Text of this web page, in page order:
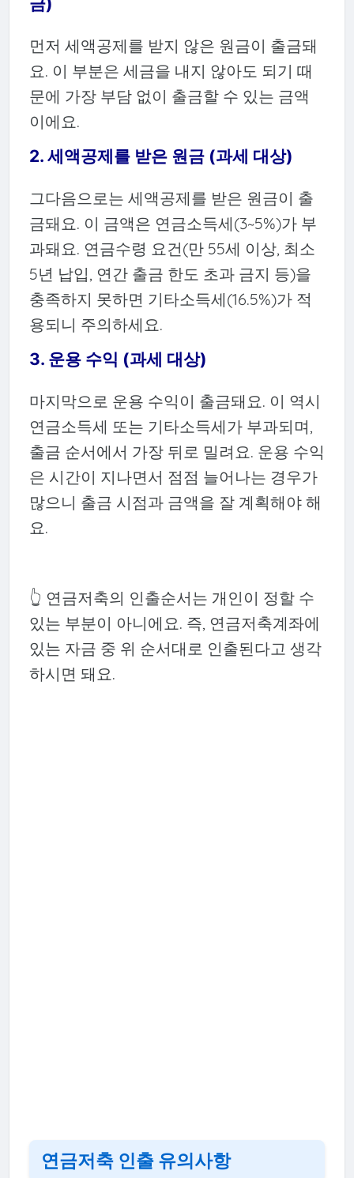
먼저 세액공제를 받지 않은 원금이 출금돼
요. 이 부분은 세금을 내지 않아도 되기 때
문에 가장 부담 없이 출금할 수 있는 금액
이에요.
2. 세액공제를 받은 원금 (과세 대상)
그다음으로는 세액공제를 받은 원금이 출
금돼요. 이 금액은 연금소득세(3~5%)가 부
과돼요. 연금수령 요건(만 55세 이상, 최소
5년 납입, 연간 출금 한도 초과 금지 등)을
충족하지 못하면 기타소득세(16.5%)가 적
용되니 주의하세요.
3. 운용 수익 (과세 대상)
마지막으로 운용 수익이 출금돼요. 이 역시
연금소득세 또는 기타소득세가 부과되며,
출금 순서에서 가장 뒤로 밀려요. 운용 수익
은 시간이 지나면서 점점 늘어나는 경우가
많으니 출금 시점과 금액을 잘 계획해야 해
요.
👆 연금저축의 인출순서는 개인이 정할 수
있는 부분이 아니에요. 즉, 연금저축계좌에
있는 자금 중 위 순서대로 인출된다고 생각
하시면 돼요.
연금저축 인출 유의사항